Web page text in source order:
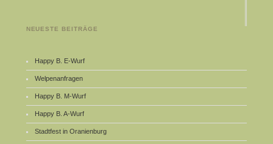
NEUESTE BEITRÄGE
Happy B. E-Wurf
Welpenanfragen
Happy B. M-Wurf
Happy B. A-Wurf
Stadtfest in Oranienburg